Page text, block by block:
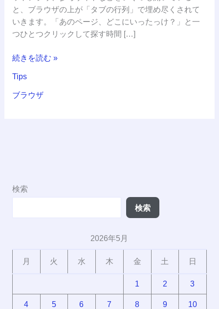
と、ブラウザの上が「タブの行列」で埋め尽くされて
いきます。「あのページ、どこにいったっけ？」と一
つひとつクリックして探す時間 […]
ラ
直
ブ」
活
続きを読む »
Tips
ブラウザ
検索
検索
2026年5月
月 火 水 木 金 土 日
1 2 3
4 5 6 7 8 9 10